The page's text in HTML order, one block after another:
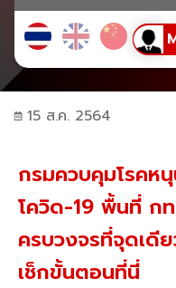
15 ส.ค. 2564
กรมควบคุมโรคห
โควิด-19 พื้นที่ กท
ครบวงจรที่จุดเดี
เช็กขั้นตอนที่นี่